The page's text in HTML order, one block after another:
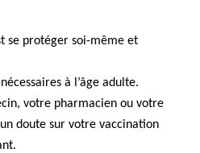
se protéger soi-même et
à l’âge adulte.
votre pharmacien ou votre
doute sur votre vaccination